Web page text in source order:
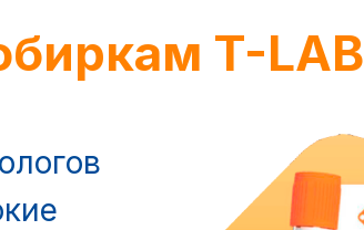
T-LAB